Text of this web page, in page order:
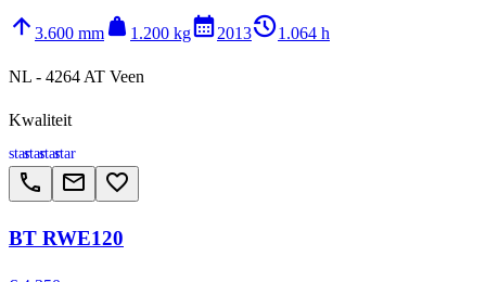
arrow_upward 3.600 mm weight 1.200 kgcalendar_month2013history_21.064 h
NL - 4264 AT Veen
Kwaliteit
starstarstarstar
call email favorite_border
BT RWE120